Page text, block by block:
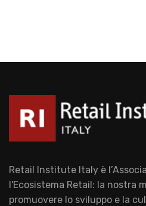
Retail Institute Italy è
l'Ecosistema Retail: la nostra
promuovere lo sviluppo e la